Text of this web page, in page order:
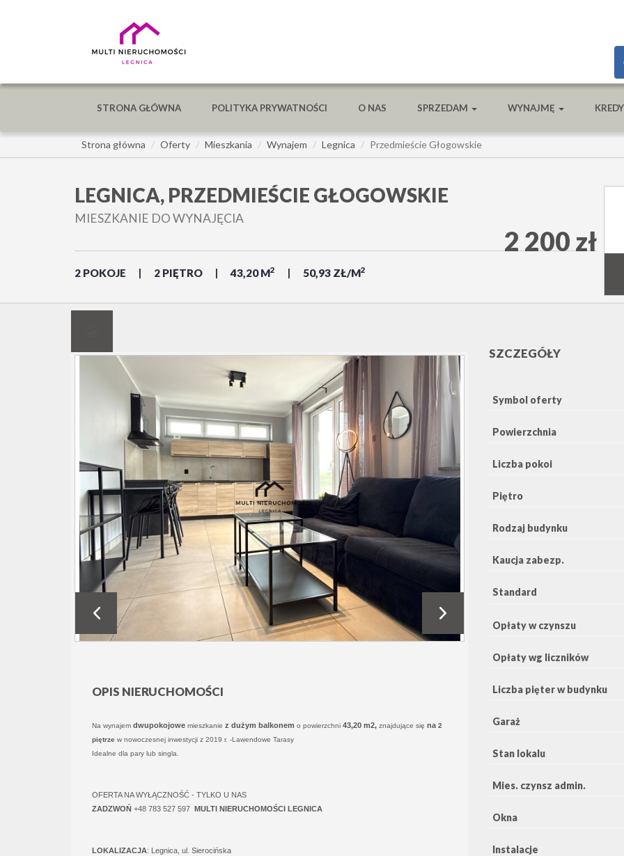
STRONA GŁÓWNA POLITYKA PRYWATNOŚCI O NAS SPRZEDAM WYNAJMĘ
Strona główna Oferty Mieszkania Wynajem Legnica Przedmieście Głogowskie
LEGNICA, PRZEDMIEŚCIE GŁOGOWSKIE
MIESZKANIE DO WYNAJĘCIA
2 POKOJE 2 PIĘTRO 43,20 M2 50,93 ZŁ/M2
2 200 zł
OPIS NIERUCHOMOŚCI
Na wynajem dwupokojowe mieszkanie z dużym balkonem o powierzchni 43,20 m2, znajdujące się na 2
piętrze w nowoczesnej inwestycji z 2019 r. -Lawendowe Tarasy
Idealne dla pary lub singla.
OFERTA NA WYŁĄCZNOŚĆ - TYLKO U NAS
ZADZWOŃ +48 783 527 597 MULTI NIERUCHOMOŚCI LEGNICA
LOKALIZACJA: Legnica, ul. Sierocińska
SZCZEGÓŁY
Symbol oferty
Powierzchnia
Liczba pokoi
Piętro
Rodzaj budynku
Kaucja zabezp.
Standard
Opłaty w czynszu
Opłaty wg liczników
Liczba pięter w budynku
Garaż
Stan lokalu
Mies. czynsz admin.
Okna
Instalacje